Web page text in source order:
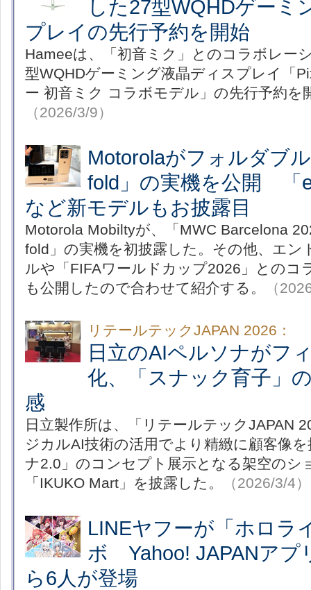
した27型WQHDゲーミ
プレイの先行予約を開始
Hameeは、「初音ミク」とのコラボレー
型WQHDゲーミング液晶ディスプレイ「
ー 初音ミク コラボモデル」の先行予約を
（2026/3/9）
Motorolaがフォルダブ
fold」の実機を公開 「
など新モデルもお披露目
Motorola Mobiltyが、「MWC Barcelona
fold」の実機を初披露した。その他、エン
ルや「FIFAワールドカップ2026」とのコ
も公開したので合わせて紹介する。
（
リテールテックJAPAN 2026：
日立のAIペルソナがフ
化、「スナック育子」
感
日立製作所は、「リテールテックJAPAN
ジカルAI技術の活用でより精緻に顧客像
ナ2.0」のコンセプト展示となる架空のシ
「IKUKO Mart」を披露した。
（2026/3/4）
LINEヤフーが「ホロラ
ボ Yahoo! JAPANアプ
ら6人が登場